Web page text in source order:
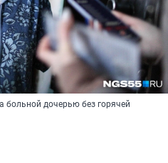
больной дочерью без горячей